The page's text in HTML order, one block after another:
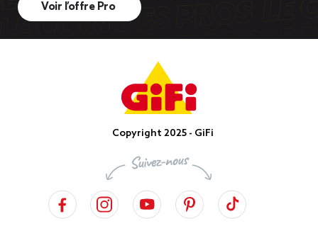
Voir l’offre Pro
Copyright 2025 - GiFi